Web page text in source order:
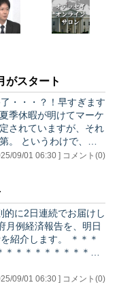
がスタート
・・・？！早すぎます
季休暇が明けてマーケ
されていますが、それ
、今
09/01 06:30 ] コメント(0)
に2日連続でお届けし
月例経済報告を、明日
します。 ＊＊＊
＊＊＊＊＊＊＊＊＊…
09/01 06:30 ] コメント(0)